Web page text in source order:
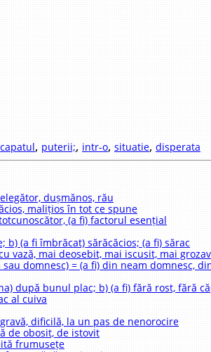
capatul, puterii;, intr-o, situatie, disperata
dușmănos, rău
malițios în tot ce spune
(a fi) factorul esențial
b) (a fi îmbrăcat) sărăcăcios; (a fi) sărac
vază, mai deosebit, mai iscusit, mai grozav
domnesc) = (a fi) din neam domnesc,
după bunul plac; b) (a fi) fără rost, fără
al cuiva
dificilă, la un pas de nenorocire
de obosit, de istovit
frumusețe